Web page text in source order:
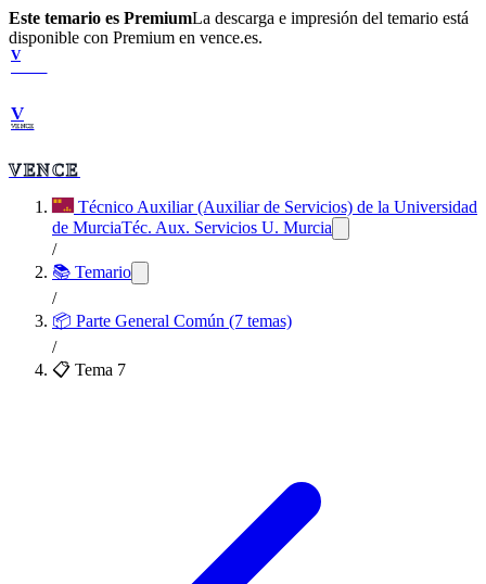
Este temario es PremiumLa descarga e impresión del temario está
disponible con Premium en vence.es.
V
V
VENCE
VENCE
Técnico Auxiliar (Auxiliar de Servicios) de la Universidad
de MurciaTéc. Aux. Servicios U. Murcia
/
📚 Temario
/
📦 Parte General Común (7 temas)
/
📋 Tema 7